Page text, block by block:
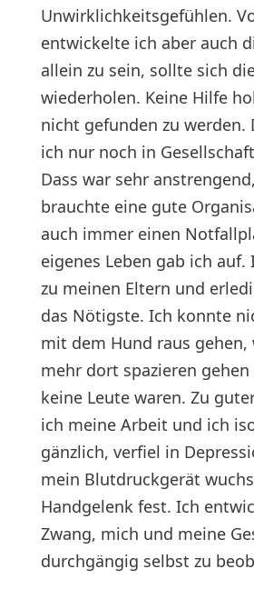
Unwirklichkeitsgefühlen.
entwickelte ich aber auch
allein zu sein, sollte sich
wiederholen. Keine Hilfe
nicht gefunden zu werden.
ich nur noch in
Dass war sehr
brauchte eine gute
auch immer einen
eigenes Leben gab ich auf.
zu meinen Eltern und
das Nötigste. Ich konnte
mit dem Hund raus
mehr dort spazieren
keine Leute waren. Zu
ich meine Arbeit und ich
gänzlich, verfiel in
mein Blutdruckgerät
Handgelenk fest. Ich
Zwang, mich und meine
durchgängig selbst zu